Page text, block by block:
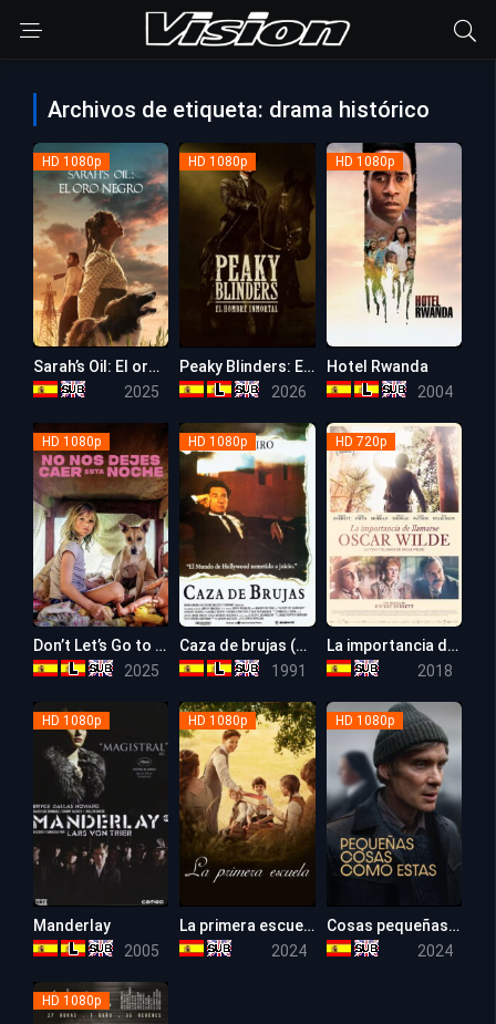
Archivos de etiqueta: drama histórico
HD 1080p
Sarah’s Oil: El oro negro
2025
HD 1080p
Peaky Blinders: El hombre inmortal
2026
HD 1080p
Hotel Rwanda
2004
HD 1080p
Don’t Let’s Go to the Dogs Tonight
2025
6.6
HD 1080p
Caza de brujas (Culpable por sospecha)
1991
HD 720p
La importancia de llamarse Oscar Wilde
2018
HD 1080p
Manderlay
2005
HD 1080p
La primera escuela
2024
HD 1080p
Cosas pequeñas como estas
2024
HD 1080p